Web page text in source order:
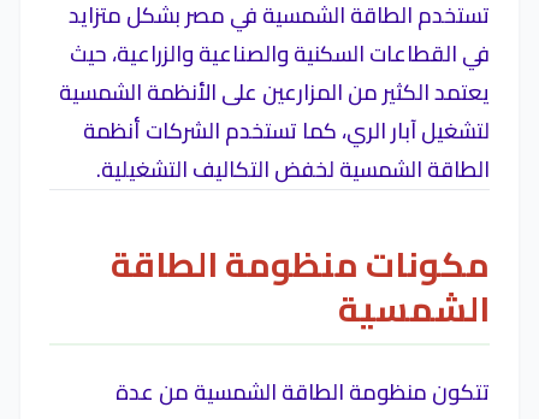
تستخدم الطاقة الشمسية في مصر بشكل متزايد
في القطاعات السكنية والصناعية والزراعية، حيث
يعتمد الكثير من المزارعين على الأنظمة الشمسية
لتشغيل آبار الري، كما تستخدم الشركات أنظمة
الطاقة الشمسية لخفض التكاليف التشغيلية.
مكونات منظومة الطاقة
الشمسية
تتكون منظومة الطاقة الشمسية من عدة